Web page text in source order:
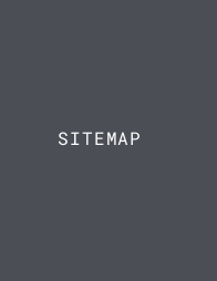
SITEMAP